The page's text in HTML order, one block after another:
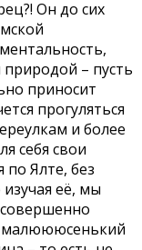
Он до сих
– пусть
приносит
прогуляться
и более
себя свои
по Ялте, без
её, мы
малюююсенький